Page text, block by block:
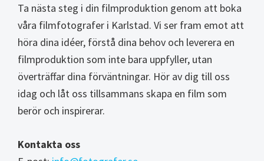
Ta nästa steg i din filmproduktion genom att boka
våra filmfotografer i Karlstad. Vi ser fram emot att
höra dina idéer, förstå dina behov och leverera en
filmproduktion som inte bara uppfyller, utan
överträffar dina förväntningar. Hör av dig till oss
idag och låt oss tillsammans skapa en film som
berör och inspirerar.
Kontakta oss